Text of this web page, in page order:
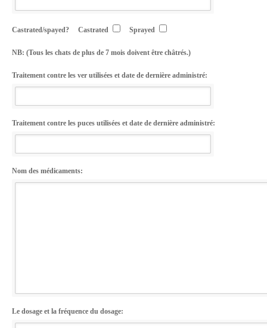
Castrated/spayed? Castrated Sprayed
NB: (Tous les chats de plus de 7 mois doivent être châtrés.)
Traitement contre les ver utilisées et date de dernière administré:
Traitement contre les puces utilisées et date de dernière administré:
Nom des médicaments:
Le dosage et la fréquence du dosage: